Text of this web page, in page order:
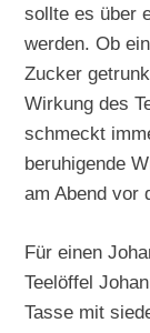
sollte es über
werden. Ob
Zucker
Wirkung des
schmeckt
beruhigende
am Abend vor
Für einen
Teelöffel
Tasse mit